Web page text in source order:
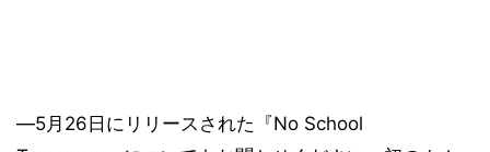
―5月26日にリリースされた『No School